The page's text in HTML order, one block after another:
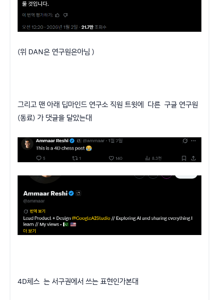
(위 DAN은 연구원은아님 )
그리고 맨 아래 딥마인드 연구소 직원 트윗에 다른 구글 연구원
(동료) 가 댓글을 달았는대
4D체스 는 서구권에서 쓰는 표현인가본대